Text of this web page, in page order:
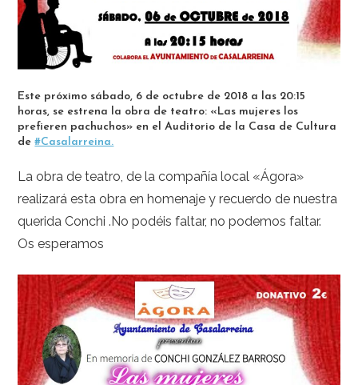
Este próximo sábado, 6 de octubre de 2018 a las 20:15
horas, se estrena la obra de teatro: «Las mujeres los
prefieren pachuchos» en el Auditorio de la Casa de Cultura
de#Casalarreina.
La obra de teatro, de la compañía local «Ágora»
realizará esta obra en homenaje y recuerdo de nuestra
querida Conchi .No podéis faltar, no podemos faltar.
Os esperamos